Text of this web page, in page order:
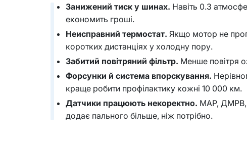
Занижений тиск у шинах. Навіть 0.3
економить гроші.
Неисправний термостат. Якщо мотор не
коротких дистанціях у холодну пору.
Забитий повітряний фільтр. Менше повітря
Форсунки й система впорскування.
краще робити профілактику кожні 10 000 км.
Датчики працюють некоректно. MAP, ДМРВ,
додає пального більше, ніж потрібно.